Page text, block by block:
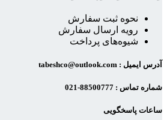
نحوه ثبت سفارش
رویه ارسال سفارش
شیوه‌های پرداخت
آدرس ایمیل : tabeshco@outlook.com
شماره تماس : 88500777-021
ساعات پاسخگویی